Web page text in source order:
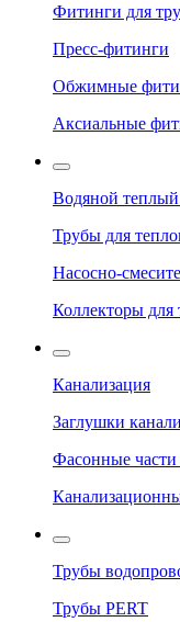
Фитинги для
Пресс-фитинги
Обжимные
Аксиальные
Водяной
Трубы для
Насосно-
Коллекторы для
Канализация
Заглушки
Фасонные части
Трубы
Трубы PERT